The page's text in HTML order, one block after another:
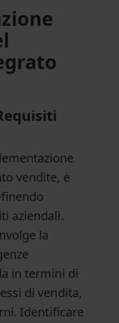
vendite, è
aziendali.
la
in termini di
di vendita,
Identificare